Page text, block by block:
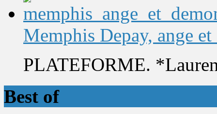
Memphis Depay, ange et
PLATEFORME.
Best of